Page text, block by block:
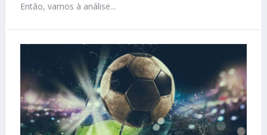
Então, vamos à análise...